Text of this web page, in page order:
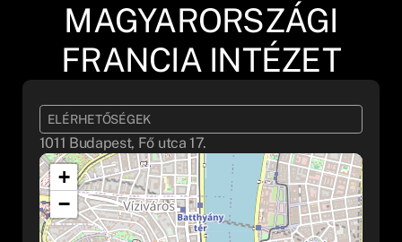
MAGYARORSZÁGI
FRANCIA INTÉZET
ELÉRHETŐSÉGEK
1011 Budapest, Fő utca 17.
+
−